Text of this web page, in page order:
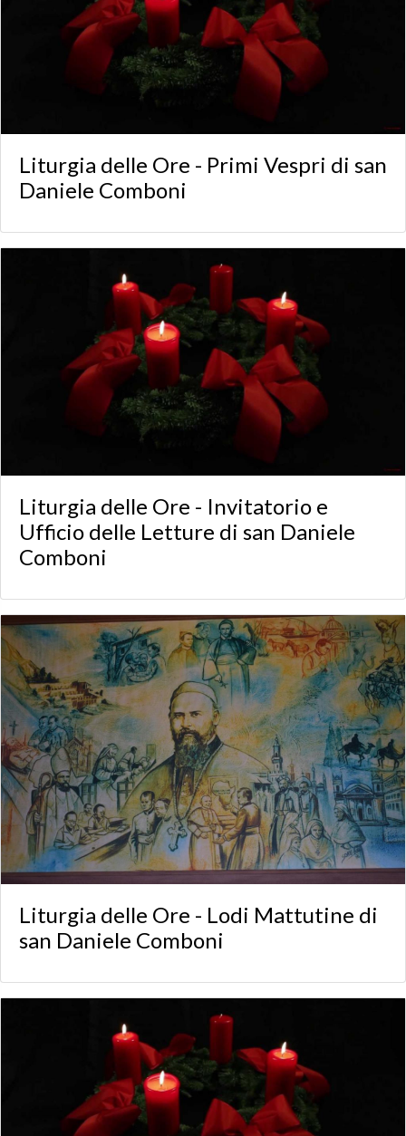
Liturgia delle Ore - Primi Vespri di san
Daniele Comboni
Liturgia delle Ore - Invitatorio e
Ufficio delle Letture di san Daniele
Comboni
Liturgia delle Ore - Lodi Mattutine di
san Daniele Comboni